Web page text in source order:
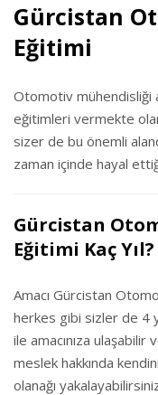
Gürcistan
Eğitimi
Otomotiv mühendisliği
eğitimleri vermekte
sizer de bu önemli
zaman içinde hayal
Gürcistan
Eğitimi Kaç Yıl?
Amacı Gürcistan
herkes gibi sizler de 4
ile amacınıza
meslek hakkında
olanağı